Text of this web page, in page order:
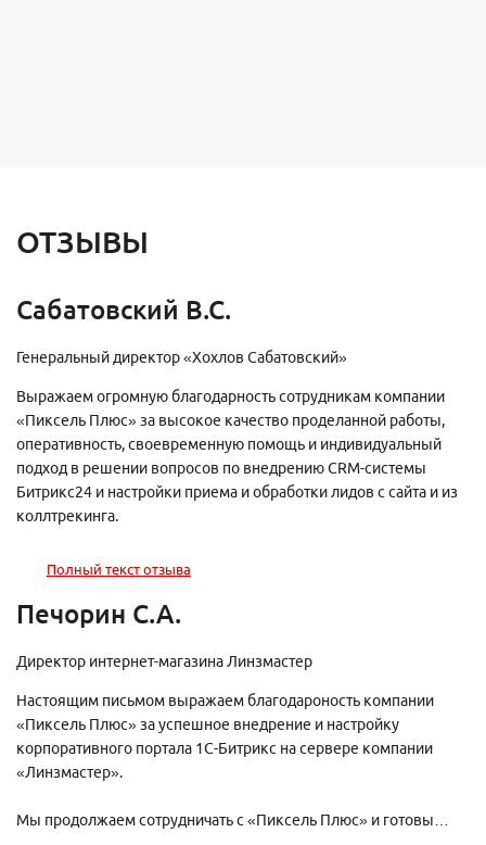
ОТЗЫВЫ
Полный текст отзыва
Сабатовский В.С.
Генеральный директор «Хохлов Сабатовский»
Выражаем огромную благодарность сотрудникам компании
«Пиксель Плюс» за высокое качество проделанной работы,
оперативность, своевременную помощь и индивидуальный
подход в решении вопросов по внедрению CRM-системы
Битрикс24 и настройки приема и обработки лидов с сайта и из
коллтрекинга.
Печорин С.А.
Директор интернет-магазина Линзмастер
Настоящим письмом выражаем благодароность компании
«Пиксель Плюс» за успешное внедрение и настройку
корпоративного портала 1С-Битрикс на сервере компании
«Линзмастер».
Мы продолжаем сотрудничать с «Пиксель Плюс» и готовы